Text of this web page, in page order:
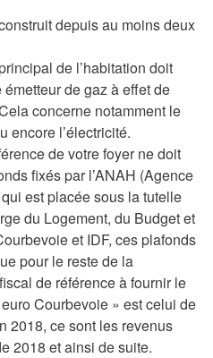
depuis au moins deux
de l’habitation doit
de gaz à effet de
concerne notamment le
encore l’électricité.
de votre foyer ne doit
fixés par l’ANAH (Agence
est placée sous la tutelle
du Logement, du Budget et
et IDF, ces plafonds
pour le reste de la
de référence à fournir le
Courbevoie » est celui de
2018, ce sont les revenus
2018 et ainsi de suite.